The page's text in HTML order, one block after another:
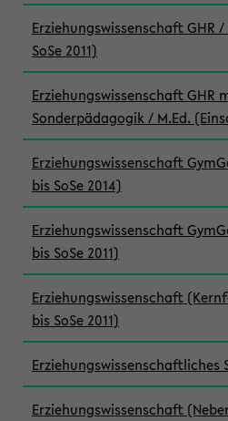
Erziehungswissenschaft GHR
SoSe 2011)
Erziehungswissenschaft
Sonderpädagogik / M.Ed.
Erziehungswissenschaft
bis SoSe 2014)
Erziehungswissenschaft
bis SoSe 2011)
Erziehungswissenschaft
bis SoSe 2011)
Erziehungswissenschaft